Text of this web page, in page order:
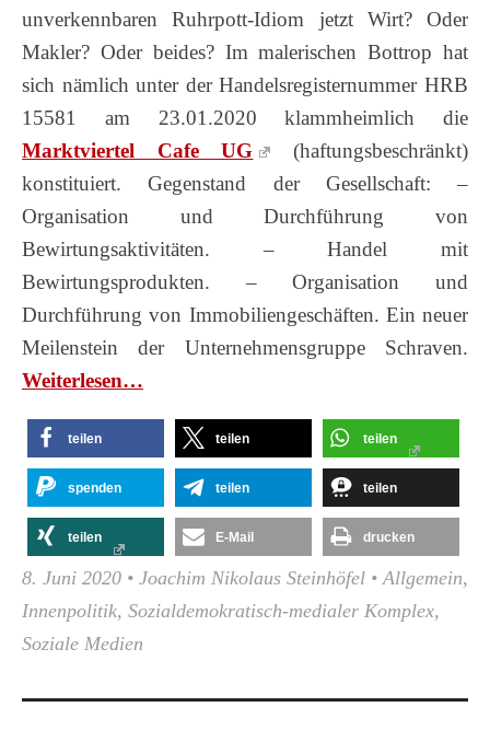
unverkennbaren Ruhrpott-Idiom jetzt Wirt? Oder
Makler? Oder beides? Im malerischen Bottrop hat
sich nämlich unter der Handelsregisternummer HRB
15581 am 23.01.2020 klammheimlich die
Marktviertel Cafe UG
(haftungsbeschränkt)
konstituiert. Gegenstand der Gesellschaft: –
Organisation und Durchführung von
Bewirtungsaktivitäten. – Handel mit
Bewirtungsprodukten. – Organisation und
Durchführung von Immobiliengeschäften. Ein neuer
Meilenstein der Unternehmensgruppe Schraven.
Wei­ter­le­sen…
teilen teilen teilen
spenden teilen teilen
teilen E-Mail drucken
8. Juni 2020 • Joachim Nikolaus Steinhöfel •Allgemein,
Innenpolitik, Sozialdemokratisch-medialer Komplex,
Soziale Medien